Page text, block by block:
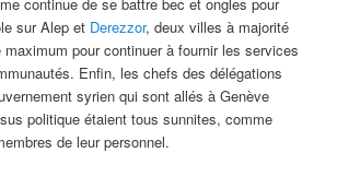
sur Alep et Derezzor, deux villes à majorité
pour continuer à fournir les services
Enfin, les chefs des délégations
syrien qui sont allés à Genève
politique étaient tous sunnites, comme
de leur personnel.